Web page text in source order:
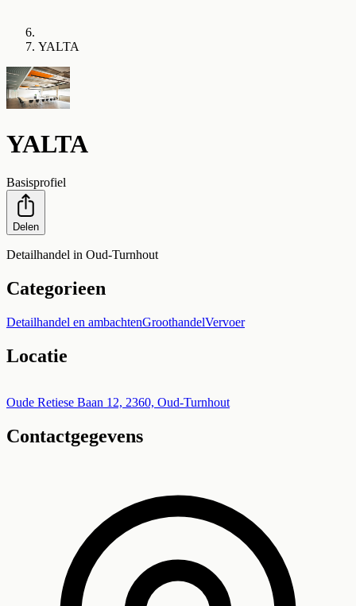
YALTA
YALTA
Basisprofiel
Delen
Detailhandel in Oud-Turnhout
Categorieen
Detailhandel en ambachtenGroothandelVervoer
Locatie
+
−
Oude Retiese Baan 12, 2360, Oud-Turnhout
Contactgegevens